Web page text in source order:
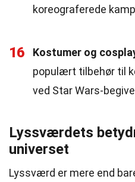
koreograferede
16 Kostumer og
populært tilbehør til
ved Star Wars-
Lyssværdets
universet
Lyssværd er mere end